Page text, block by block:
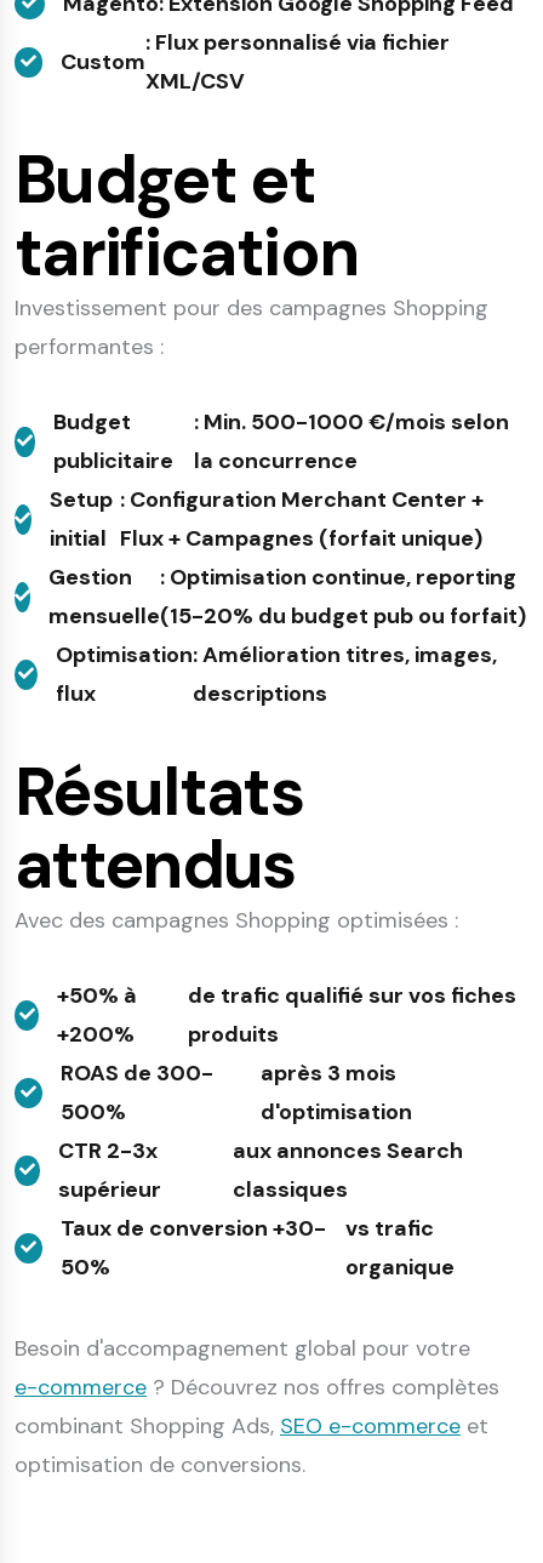
Custom
: Flux personnalisé via fichier
XML/CSV
Budget et
tarification
Investissement pour des campagnes Shopping
performantes :
Budget
publicitaire
: Min. 500-1000 €/mois selon
la concurrence
Setup
initial
: Configuration Merchant Center +
Flux + Campagnes (forfait unique)
Gestion
mensuelle
: Optimisation continue, reporting
(15-20% du budget pub ou forfait)
Optimisation
flux
: Amélioration titres, images,
descriptions
Résultats
attendus
Avec des campagnes Shopping optimisées :
+50% à
+200%
de trafic qualifié sur vos fiches
produits
ROAS de 300-
500%
après 3 mois
d'optimisation
CTR 2-3x
supérieur
aux annonces Search
classiques
Taux de conversion +30-
50%
vs trafic
organique
Besoin d'accompagnement global pour votre
e-commerce ? Découvrez nos offres complètes
combinant Shopping Ads, SEO e-commerce et
optimisation de conversions.